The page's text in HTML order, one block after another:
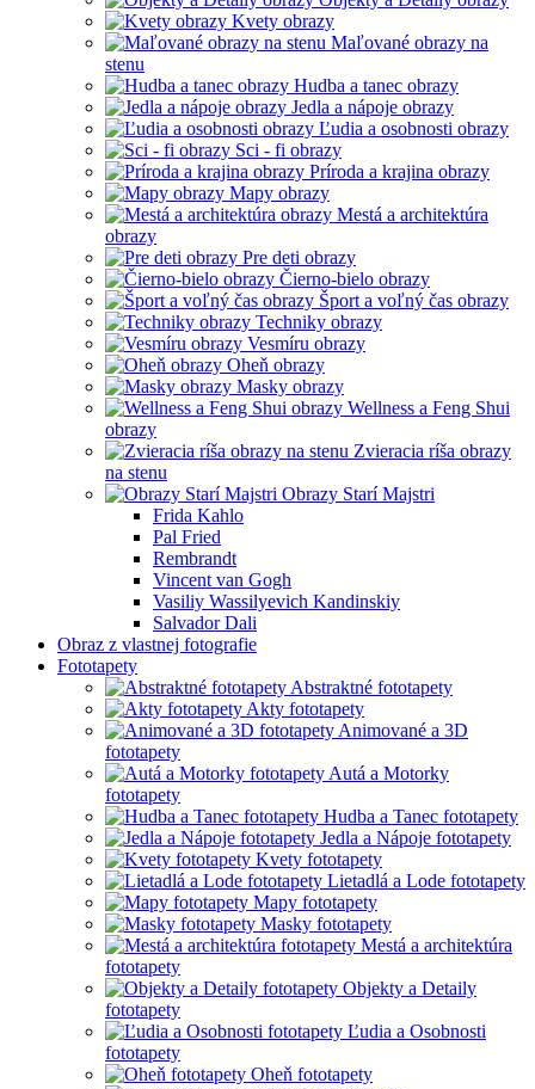
Kvety obrazy
Maľované obrazy na
stenu
Hudba a tanec obrazy
Jedla a nápoje obrazy
Ľudia a osobnosti obrazy
Sci - fi obrazy
Príroda a krajina obrazy
Mapy obrazy
Mestá a architektúra
obrazy
Pre deti obrazy
Čierno-bielo obrazy
Šport a voľný čas obrazy
Techniky obrazy
Vesmíru obrazy
Oheň obrazy
Masky obrazy
Wellness a Feng Shui
obrazy
Zvieracia ríša obrazy
na stenu
Obrazy Starí Majstri
Frida Kahlo
Pal Fried
Rembrandt
Vincent van Gogh
Vasiliy Wassilyevich Kandinskiy
Salvador Dali
Obraz z vlastnej fotografie
Fototapety
Abstraktné fototapety
Akty fototapety
Animované a 3D
fototapety
Autá a Motorky
fototapety
Hudba a Tanec fototapety
Jedla a Nápoje fototapety
Kvety fototapety
Lietadlá a Lode fototapety
Mapy fototapety
Masky fototapety
Mestá a architektúra
fototapety
Objekty a Detaily
fototapety
Ľudia a Osobnosti
fototapety
Oheň fototapety